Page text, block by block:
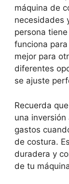
máquina de
necesidades
persona
funciona
mejor para
diferentes
se ajuste
Recuerda
una
gastos
de costura.
duradera y
de tu